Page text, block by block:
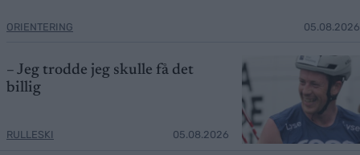
ORIENTERING 05.08.2026
– Jeg trodde jeg skulle få det
billig
RULLESKI 05.08.2026